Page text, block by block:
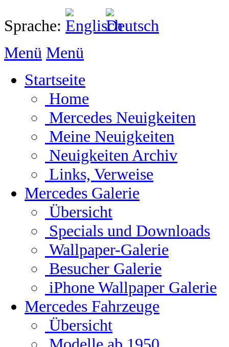
Sprache:
Menü Menü
Startseite
Home
Mercedes Neuigkeiten
Meine Neuigkeiten
Neuigkeiten Archiv
Links, Verweise
Mercedes Galerie
Übersicht
Specials und Downloads
Wallpaper-Galerie
Besucher Galerie
iPhone Wallpaper Galerie
Mercedes Fahrzeuge
Übersicht